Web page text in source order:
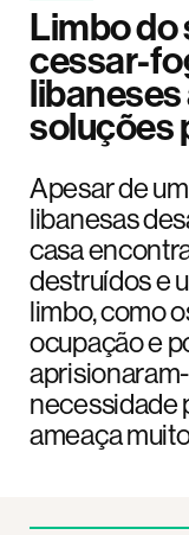
Limbo do
cessar-
soluções
Apesar de
libanesas
casa
destruídos e
limbo, como
ocupação e
necessidade
ameaça